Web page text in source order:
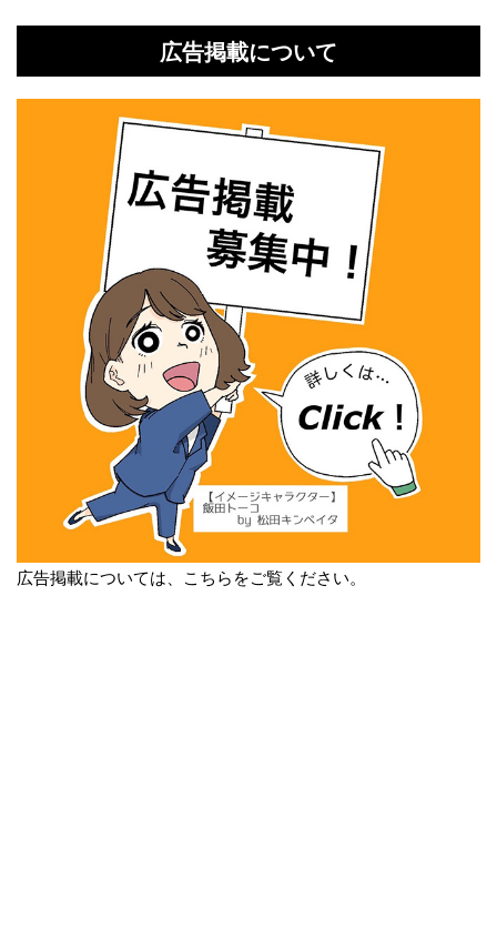
広告掲載について
広告掲載については、こちらをご覧ください。